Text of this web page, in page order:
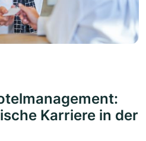
Karriere in der